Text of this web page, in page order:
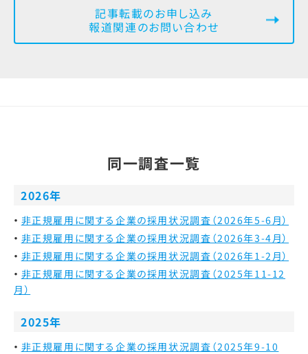
記事転載のお申し込み
報道関連のお問い合わせ
同一調査一覧
2026年
非正規雇用に関する企業の採用状況調査（2026年5-6月）
非正規雇用に関する企業の採用状況調査（2026年3-4月）
非正規雇用に関する企業の採用状況調査（2026年1-2月）
非正規雇用に関する企業の採用状況調査（2025年11-12
月）
2025年
非正規雇用に関する企業の採用状況調査（2025年9-10